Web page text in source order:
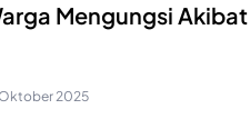
Mengungsi
Oktober 2025